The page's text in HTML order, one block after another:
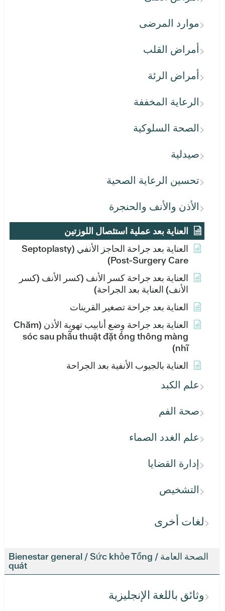
موارد المرضى
أمراض القلب
أمراض الرئة
الرعاية المخففة
الصحة السلوكية
صيدلية
تحسين الرعاية الصحية
الأذن والأنف والحنجرة
العناية بعد عملية استئصال اللوزتين
العناية بعد جراحة الحاجز الأنفي (Septoplasty
Post-Surgery Care)
العناية بعد جراحة كسر الأنف (كسر الأنف (كسر
الأنف) العناية بعد الجراحة)
العناية بعد جراحة تصغير القرينات
العناية بعد جراحة وضع أنابيب تهوية الأذن (Chăm
sóc sau phẫu thuật đặt ống thông màng
nhĩ)
العناية بالجيوب الأنفية بعد الجراحة
علم الكبد
صحة الفم
علم الغدد الصماء
إدارة القضايا
التشخيص
لغات أخرى
الصحة العامة / Bienestar general / Sức khỏe Tổng
quát
وثائق باللغة الإنجليزية